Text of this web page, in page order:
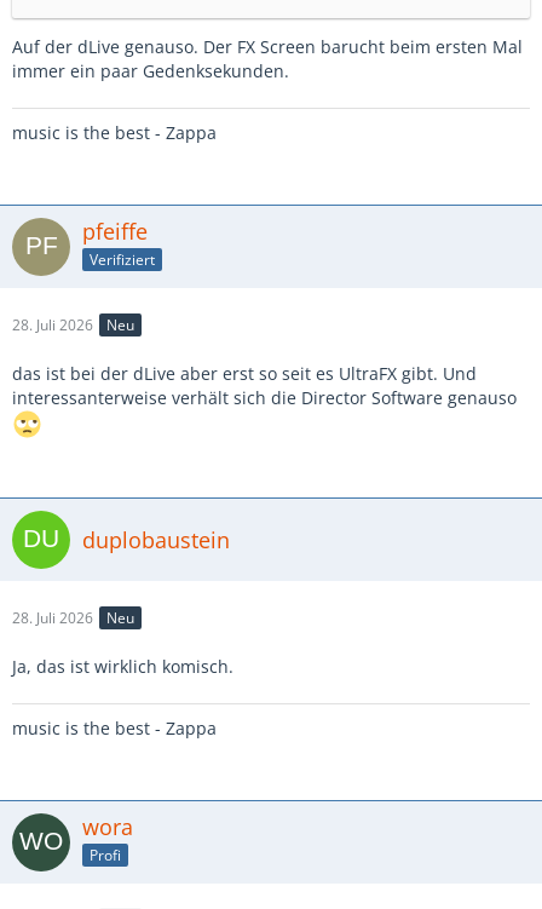
Auf der dLive genauso. Der FX Screen barucht beim ersten Mal
immer ein paar Gedenksekunden.
music is the best - Zappa
pfeiffe
Verifiziert
28. Juli 2026 Neu
das ist bei der dLive aber erst so seit es UltraFX gibt. Und
interessanterweise verhält sich die Director Software genauso
duplobaustein
28. Juli 2026 Neu
Ja, das ist wirklich komisch.
music is the best - Zappa
wora
Profi